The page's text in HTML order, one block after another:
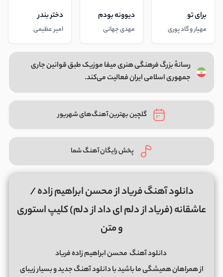
برای تو
مهیار و گاد پوری
دیوونه بودم
مهدی جهانی
دختر بندر
امیر عظیمی
رسانهٔ بزرگ فرهنگی هنری میفا موزیک طبق قوانین جاری
جمهوری اسلامی ایران فعالیت می‌کند.
گلچین بهترین آهنگ‌های شهریور
پخش رایگان آهنگ شما
دانلود آهنگ فریاد از محسن ابراهیم زاده /
عاشقانه (فریاد از دلم ای داد از دلم) کلیپ استوری
و متن
دانلود آهنگ محسن ابراهیم زاده فریاد
از همراهان همیشگی ما باشید با دانلود آهنگ جدید و بسیار زیبای